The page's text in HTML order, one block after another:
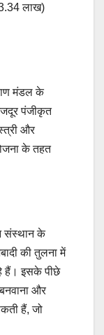
लाख)
मंडल के
पंजीकृत
और
के तहत
संस्थान के
की तुलना में
हैं। इसके पीछे
और
हैं, जो